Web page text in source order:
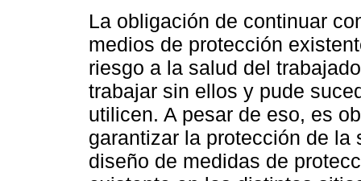
La obligación de continuar
medios de protección
riesgo a la salud del
trabajar sin ellos y pude
utilicen. A pesar de eso, es
garantizar la protección de
diseño de medidas de